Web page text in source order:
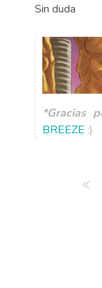
Sin duda
*Gracias
BREEZE :)